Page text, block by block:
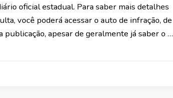
oficial estadual. Para saber mais detalhes
você poderá acessar o auto de infração, de
publicação, apesar de geralmente já saber o …